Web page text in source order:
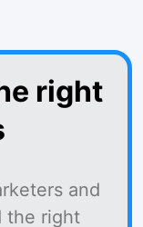
right
and
the right